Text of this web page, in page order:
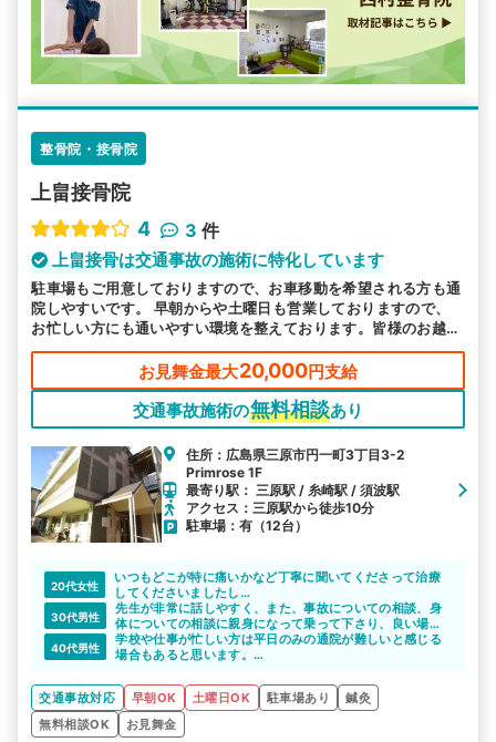
整骨院・接骨院
上畠接骨院
4
3 件
上畠接骨は交通事故の施術に特化しています
駐車場もご用意しておりますので、お車移動を希望される方も通
院しやすいです。 早朝からや土曜日も営業しておりますので、
お忙しい方にも通いやすい環境を整えております。皆様のお越し
をお待ちしております。
お見舞金最大20,000円支給
交通事故施術の無料相談あり
住所：広島県三原市円一町3丁目3-2
Primrose 1F
最寄り駅： 三原駅 / 糸崎駅 / 須波駅
アクセス：三原駅から徒歩10分
駐車場：有（12台）
20代女性
いつもどこが特に痛いかなど丁寧に聞いてくださって治療
してくださいましたし
リラックスまでき寝てしまうほどいいところでした。
30代男性
先生が非常に話しやすく、また、事故についての相談、身
体についての相談に親身になって乗って下さり、良い場所
でした。保険による治療期間が満了した今でも、痛みがあ
る時は通っています。
40代男性
学校や仕事が忙しい方は平日のみの通院が難しいと感じる
場合もあると思います。
が多くなる交通事故でも通院を続けやすくなると思いま
す。
駐車場も完備されているので、車で通院ができるのも便利
です。
交通事故対応 早朝OK 土曜日OK 駐車場あり
鍼灸
無料相談OK
お見舞金